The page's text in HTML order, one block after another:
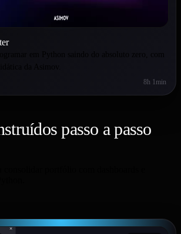
em Python saindo do absoluto zero, com
8h 1min
passo a passo